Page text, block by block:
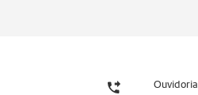
Ouvidoria